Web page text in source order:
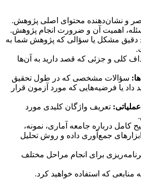
و نشان‌دهنده محتوای اصلی پژوهش.
اهمیت آن و ضرورت انجام پژوهش.
دقیق مشکل یا سؤالی که پژوهش شما به
کلی و جزئی که قصد دارید به آن‌ها
سؤالات مشخصی که در طول تحقیق
داد یا فرضیه‌هایی که مورد آزمون قرار
تعریف واژگان کلیدی مورد
کامل درباره جامعه آماری، نمونه،
جمع‌آوری داده و روش تحلیل
برای انجام مراحل مختلف
منابعی که استفاده خواهید کرد.